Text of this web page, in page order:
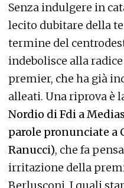
Senza indulgere in
lecito dubitare della
termine del
indebolisce alla
premier, che ha già
alleati. Una riprova è
Nordio di Fdi a
parole pronunciate a
Ranucci), che fa
irritazione della